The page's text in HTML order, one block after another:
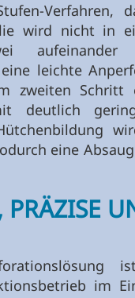
Verfahren,
wird nicht in
aufeinander
leichte
zweiten Schritt
deutlich
eine
im